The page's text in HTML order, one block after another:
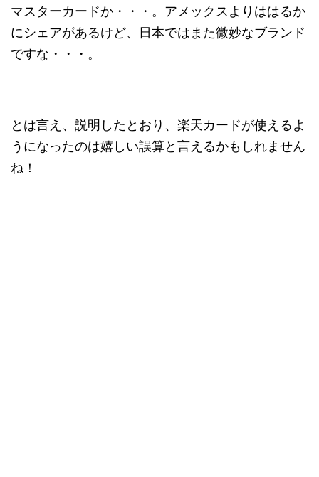
マスターカードか・・・。アメックスよりははるか
にシェアがあるけど、日本ではまた微妙なブランド
ですな・・・。
とは言え、説明したとおり、楽天カードが使えるよ
うになったのは嬉しい誤算と言えるかもしれません
ね！